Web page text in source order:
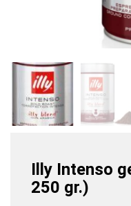
Illy Intenso
250 gr.)